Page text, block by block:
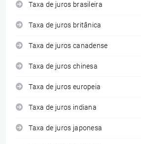
Taxa de juros brasileira
Taxa de juros britânica
Taxa de juros canadense
Taxa de juros chinesa
Taxa de juros europeia
Taxa de juros indiana
Taxa de juros japonesa